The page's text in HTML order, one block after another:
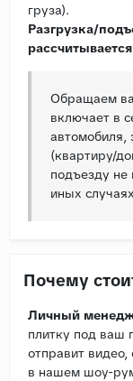
груза).
Разгрузка/
Обращаем
включает в
автомобиля,
(квартиру/
подъезду не
иных
Почему
Личный
плитку под ваш
отправит видео,
в нашем шоу-